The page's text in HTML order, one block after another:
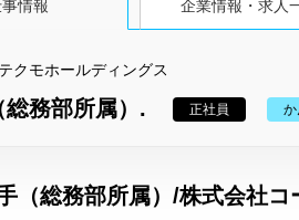
情報 企業情報・求人
クモホールディングス
務部所属）. 正社員
（総務部所属）/株式会社